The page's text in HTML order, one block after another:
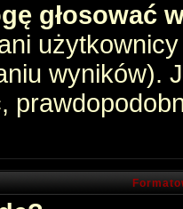
głosować
wyników).